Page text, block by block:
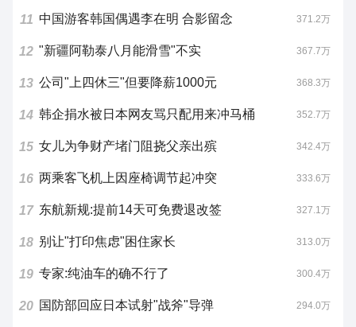
11 中国游客韩国偶遇李在明 合影留念 371.2万
12 "新疆阿勒泰八月能滑雪"不实 367.7万
13 公司"上四休三"但要降薪1000元 368.3万
14 韩企捐水被日本网友骂只配用来冲马桶 352.7万
15 女儿为争财产堵门阻挠父亲出殡 342.4万
16 两乘客飞机上因座椅调节起冲突 333.6万
17 东航新规:提前14天可免费退改签 327.1万
18 别让"打印焦虑"困住家长 313.0万
19 专家:纯油车的确不行了 300.4万
20 国防部回应日本试射"战斧"导弹 294.0万